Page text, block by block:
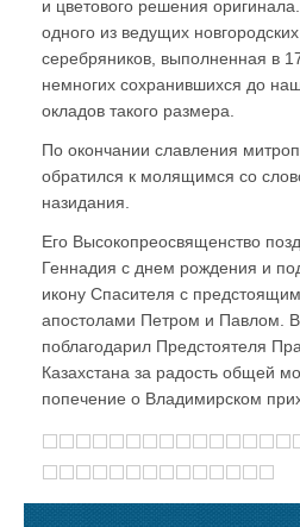
и цветового решения
одного из ведущих
серебряников, выполненная в
немногих сохранившихся до
окладов такого размера.
По окончании славления
обратился к молящимся со
назидания.
Его Высокопреосвященство
Геннадия с днем рождения и
икону Спасителя с
апостолами Петром и Павлом.
поблагодарил Предстоятеля
Казахстана за радость общей
попечение о Владимирском